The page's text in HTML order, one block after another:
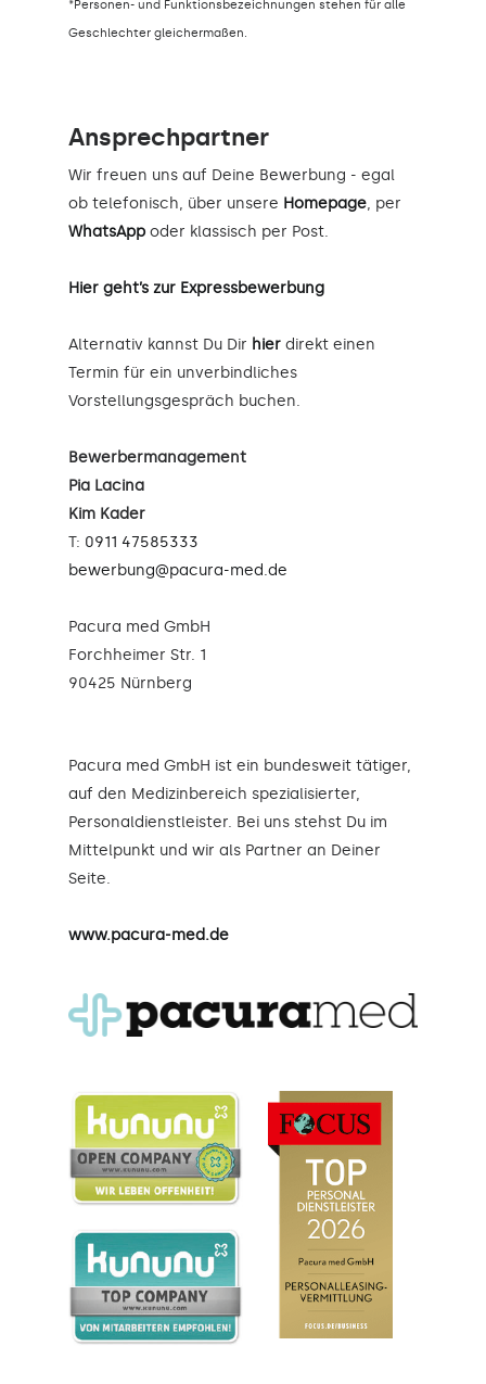
*Personen- und Funktionsbezeichnungen stehen für alle
Geschlechter gleichermaßen.
Ansprechpartner
Wir freuen uns auf Deine Bewerbung - egal
ob telefonisch, über unsere Homepage, per
WhatsApp oder klassisch per Post.
Hier geht’s zur Expressbewerbung
Alternativ kannst Du Dir hier direkt einen
Termin für ein unverbindliches
Vorstellungsgespräch buchen.
Bewerbermanagement
Pia Lacina
Kim Kader
T: 0911 47585333
bewerbung@pacura-med.de
Pacura med GmbH
Forchheimer Str. 1
90425 Nürnberg
Pacura med GmbH ist ein bundesweit tätiger,
auf den Medizinbereich spezialisierter,
Personaldienstleister. Bei uns stehst Du im
Mittelpunkt und wir als Partner an Deiner
Seite.
www.pacura-med.de